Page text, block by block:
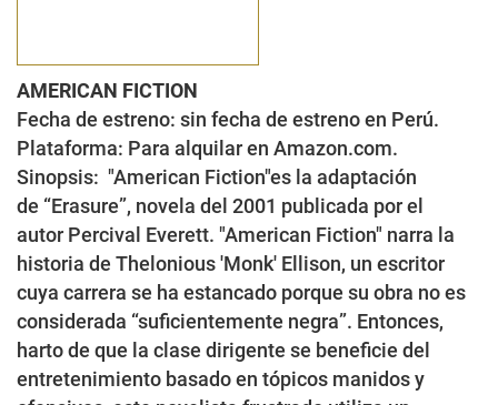
AMERICAN FICTION
Fecha de estreno: sin fecha de estreno en Perú.
Plataforma: Para alquilar en Amazon.com.
Sinopsis: "American Fiction"es la adaptación
de “Erasure”, novela del 2001 publicada por el
autor Percival Everett. "American Fiction" narra la
historia de Thelonious 'Monk' Ellison, un escritor
cuya carrera se ha estancado porque su obra no es
considerada “suficientemente negra”. Entonces,
harto de que la clase dirigente se beneficie del
entretenimiento basado en tópicos manidos y